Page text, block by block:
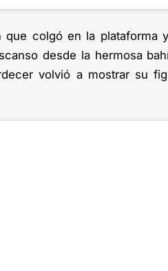
colgó en la plataforma
desde la hermosa
volvió a mostrar su